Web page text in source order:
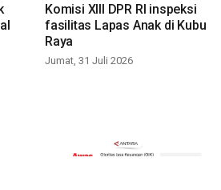
Komisi XIII DPR RI inspeksi
fasilitas Lapas Anak di Kubu
Raya
Jumat, 31 Juli 2026